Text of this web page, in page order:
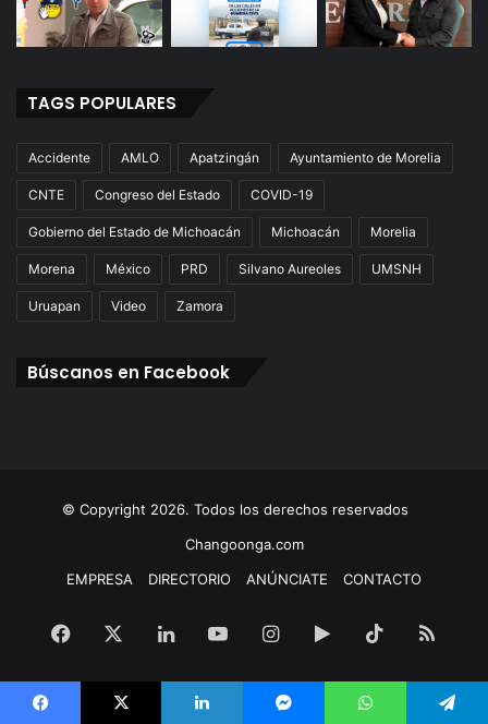
TAGS POPULARES
Accidente AMLO Apatzingán Ayuntamiento de Morelia
CNTE Congreso del Estado COVID-19
Gobierno del Estado de Michoacán Michoacán Morelia
Morena México PRD Silvano Aureoles UMSNH
Uruapan Video Zamora
Búscanos en Facebook
© Copyright 2026. Todos los derechos reservados
Changoonga.com
EMPRESA
DIRECTORIO ANÚNCIATE CONTACTO
Facebook LinkedInYouTubeInstagram
Google
Play
TikTokRSS